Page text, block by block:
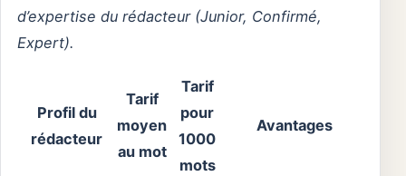
d’expertise du rédacteur (Junior, Confirmé,
Expert).
Profil du
rédacteur
Tarif
moyen
au mot
Tarif
pour
1000
mots
Avantages